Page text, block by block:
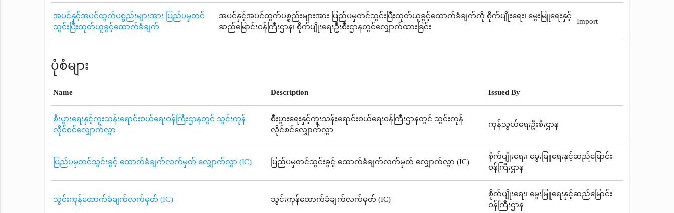
အပင်နှင့်အပင်ထွက်ပစ္စည်းများအား ပြည်ပမှတင်
သွင်းပြီးထုတ်ယူခွင့်ထောက်ခံချက်
အပင်နှင့်အပင်ထွက်ပစ္စည်းများအား ပြည်ပမှတင်သွင်းပြီးထုတ်ယူခွင့်ထောက်ခံချက်ကို စိုက်ပျိုးရေး၊ မွေးမြူရေးနှင့်
ဆည်မြောင်းဝန်ကြီးဌာန၊ စိုက်ပျိုးရေးဦးစီးဌာနတွင်လျှောက်ထားခြင်း
Import
ပုံစံများ
Name Description Issued By
စီးပွားရေးနှင့်ကူးသန်းရောင်းဝယ်ရေးဝန်ကြီးဌာနတွင် သွင်းကုန်
လိုင်စင်လျှောက်လွှာ
စီးပွားရေးနှင့်ကူးသန်းရောင်းဝယ်ရေးဝန်ကြီးဌာနတွင် သွင်းကုန်
လိုင်စင်လျှောက်လွှာ
ကုန်သွယ်ရေးဦးစီးဌာန
ပြည်ပမှတင်သွင်းခွင့် ထောက်ခံချက်လက်မှတ် လျှောက်လွှာ (IC) ပြည်ပမှတင်သွင်းခွင့် ထောက်ခံချက်လက်မှတ် လျှောက်လွှာ (IC)
စိုက်ပျိုးရေး၊ မွေးမြူရေးနှင့်ဆည်မြောင်း
ဝန်ကြီးဌာန
သွင်းကုန်ထောက်ခံချက်လက်မှတ် (IC) သွင်းကုန်ထောက်ခံချက်လက်မှတ် (IC)
စိုက်ပျိုးရေး၊ မွေးမြူရေးနှင့်ဆည်မြောင်း
ဝန်ကြီးဌာန